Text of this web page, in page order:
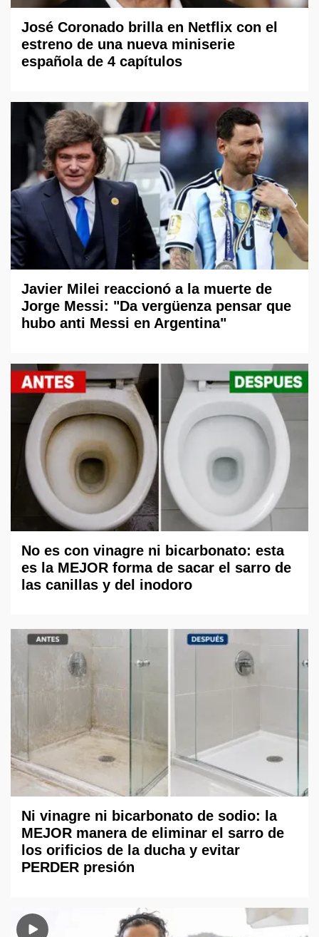
José Coronado brilla en Netflix con el
estreno de una nueva miniserie
española de 4 capítulos
Javier Milei reaccionó a la muerte de
Jorge Messi: "Da vergüenza pensar que
hubo anti Messi en Argentina"
No es con vinagre ni bicarbonato: esta
es la MEJOR forma de sacar el sarro de
las canillas y del inodoro
Ni vinagre ni bicarbonato de sodio: la
MEJOR manera de eliminar el sarro de
los orificios de la ducha y evitar
PERDER presión